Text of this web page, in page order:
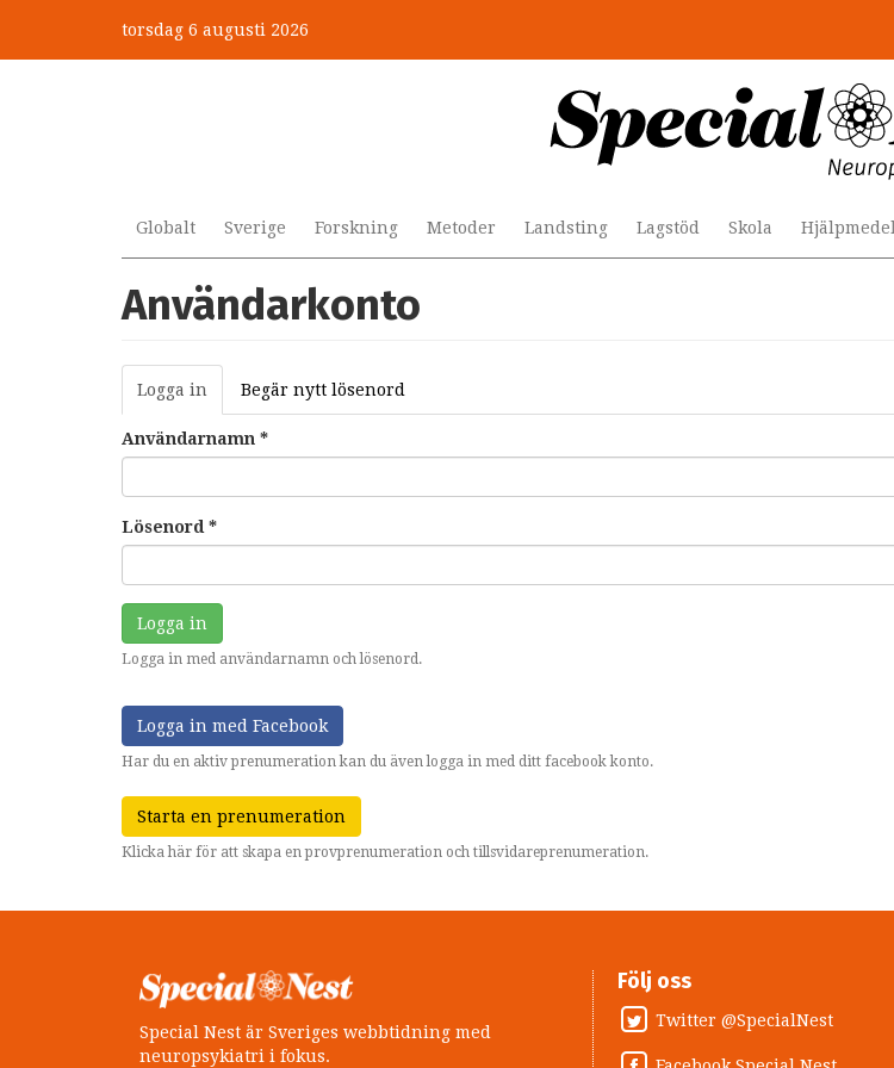
huvudinnehåll
torsdag 6 augusti 2026
Globalt Sverige Forskning Metoder Landsting Lagstöd Skola Hjälpmedel
Användarkonto
Primära
flikar
Logga in (aktiv
flik)
Begär nytt lösenord
Användarnamn *
Lösenord *
Logga in
Logga in med användarnamn och lösenord.
Logga in med Facebook
Har du en aktiv prenumeration kan du även logga in med ditt facebook konto.
Starta en prenumeration
Klicka här för att skapa en provprenumeration och tillsvidareprenumeration.
Special Nest är Sveriges webbtidning med
neuropsykiatri i fokus.
Följ oss
Twitter @SpecialNest